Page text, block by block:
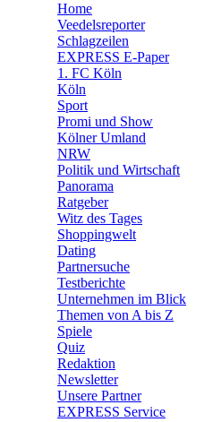
🛒 Shoppingwelt
Home
Veedelsreporter
Schlagzeilen
EXPRESS E-Paper
1. FC Köln
Köln
Sport
Promi und Show
Kölner Umland
NRW
Politik und Wirtschaft
Panorama
Ratgeber
Witz des Tages
Shoppingwelt
Dating
Partnersuche
Testberichte
Unternehmen im Blick
Themen von A bis Z
Spiele
Quiz
Redaktion
Newsletter
Unsere Partner
EXPRESS Service